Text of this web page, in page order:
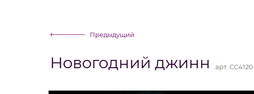
Предыдущий
Новогодний джинн арт: СС4120